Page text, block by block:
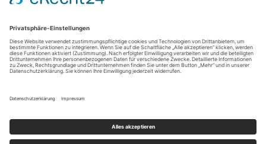
Mo - Do: 08:00 - 13:00 & 14:00 - 17:30
Freitag: 08:00 - 13:30